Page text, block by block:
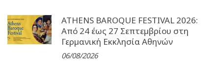
ATHENS BAROQUE FESTIVAL 2026:
Από 24 έως 27 Σεπτεµβρίου στη
Γερµανική Εκκλησία Αθηνών
06/08/2026